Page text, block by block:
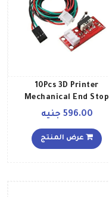
10Pcs 3D Printer
Mechanical End Stop
Switch Module White
596.00 جنيه
عرض المنتج